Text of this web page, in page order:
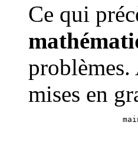
Ce qui
mises en